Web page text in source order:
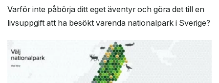
Varför inte påbörja ditt eget äventyr och göra det till en
livsuppgift att ha besökt varenda nationalpark i Sverige?